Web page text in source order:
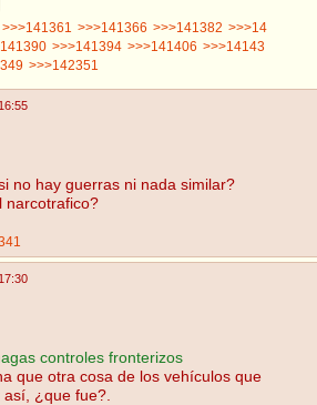
>>>141361 >>>141366 >>>141382 >>>14
>>>141394 >>>141406 >>>14143
>>>142351
no hay guerras ni nada similar?
narcotrafico?
controles fronterizos
que otra cosa de los vehículos que
¿que fue?.